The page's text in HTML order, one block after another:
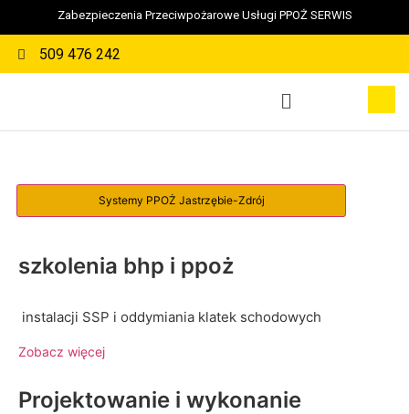
Zabezpieczenia Przeciwpożarowe Usługi PPOŻ SERWIS
509 476 242
szkolenia bhp i ppoż
instalacji SSP i oddymiania klatek schodowych
Zobacz więcej
Projektowanie i wykonanie